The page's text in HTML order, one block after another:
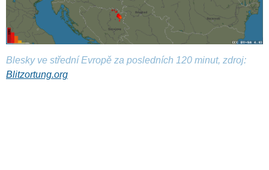
Blesky ve střední Evropě za posledních 120 minut, zdroj:
Blitzortung.org